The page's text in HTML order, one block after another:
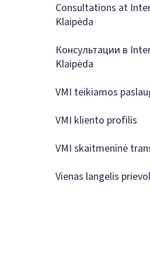
Consultations at
Klaipėda
Консультации в
Klaipėda
VMI teikiamos
VMI kliento profilis
VMI skaitmeninė
Vienas langelis